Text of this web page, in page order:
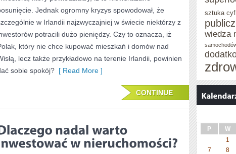
INWESTOWAĆ
RYNKU
NIERUCHOMOŚCI?
Jednak ogromny kryzys spowodował, że
w Irlandii najzwyczajniej w świecie niektórzy z
potracili dużo pieniędzy. Czy to oznacza, iż
który nie chce kupować mieszkań i domów nad
lecz także przykładowo na terenie Irlandii, powinien
sobie spokój? [ Read More ]
CONTINUE
sztuka
wiedza
P W
1
7
8